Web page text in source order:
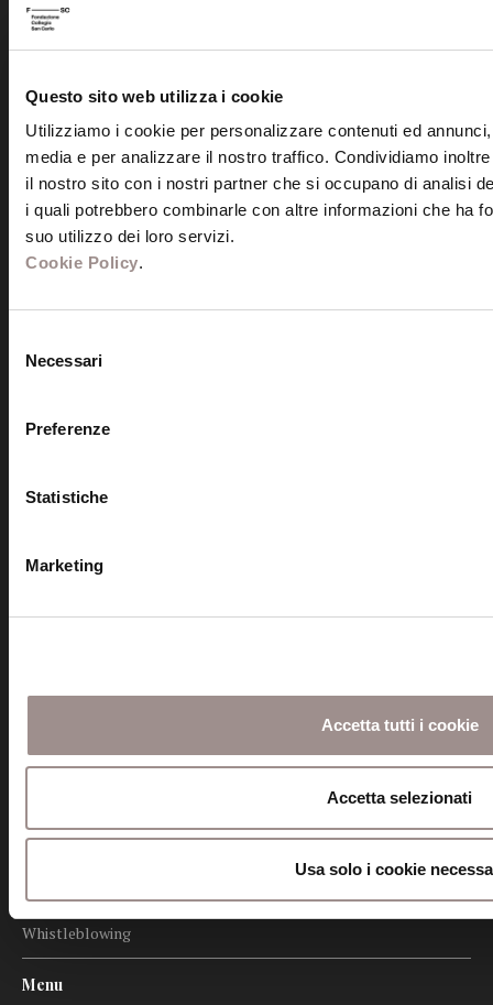
Questo sito web utilizza i cookie
Utilizziamo i cookie per personalizzare contenuti ed
media e per analizzare il nostro traffico. Condividiamo
il nostro sito con i nostri partner che si occupano di analisi
i quali potrebbero combinarle con altre informazioni che ha
suo utilizzo dei loro servizi.
Cookie Policy.
delNecessari
Preferenze
Statistiche
Marketing
Accetta tutti i cookie
Accetta selezionati
Usa solo i cookie
Fondazione Collegio San Carlo
Via San Carlo 5
41121 Modena (MO)
P.I. 00641060363
tel. 059.421211
fondazionecollegiosancarlo@legalmail.it
Privacy
Whistleblowing
Menu